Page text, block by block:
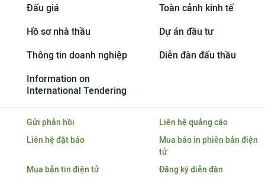
Đấu giá Toàn cảnh kinh tế
Hồ sơ nhà thầu Dự án đầu tư
Thông tin doanh nghiệp Diễn đàn đấu thầu
Information on
International Tendering
Gửi phản hồi
Liên hệ quảng cáo
Liên hệ đặt báo
Mua báo in phiên bản điện
tử
Mua bản tin điện tử
Đăng ký diễn đàn